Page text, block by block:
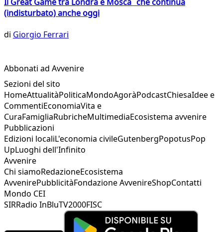
(indisturbato) anche oggi
di Giorgio Ferrari
Abbonati ad Avvenire
Sezioni del sito
HomeAttualitàPoliticaMondoAgoràPodcastChiesaIdee e
CommentiEconomiaVita e
CuraFamigliaRubricheMultimediaEcosistema avvenire
Pubblicazioni
Edizioni localiL'economia civileGutenbergPopotusPop
UpLuoghi dell'Infinito
Avvenire
Chi siamoRedazioneEcosistema
AvvenirePubblicitàFondazione AvvenireShopContatti
Mondo CEI
SIRRadio InBluTV2000FISC